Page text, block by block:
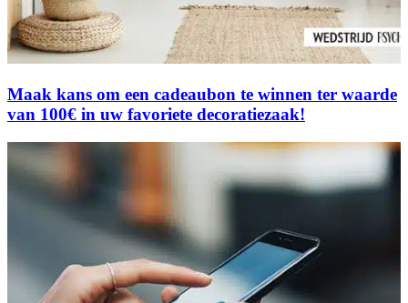
Maak kans om een cadeaubon te winnen ter waarde
van 100€ in uw favoriete decoratiezaak!